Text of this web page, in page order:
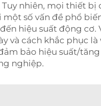
nhiên, mọi thiết bị
số vấn đề phổ
hiệu suất động cơ.
và cách khắc phục là
bảo hiệu suất/
nghiệp.